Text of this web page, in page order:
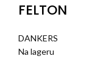
FELTON
DANKERS
Na lageru